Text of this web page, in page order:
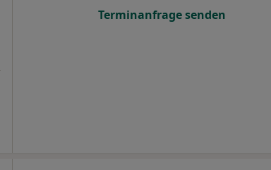
Terminanfrage senden